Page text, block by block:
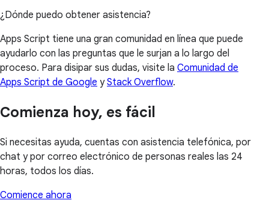
¿Dónde puedo obtener asistencia?
Apps Script tiene una gran comunidad en línea que puede
ayudarlo con las preguntas que le surjan a lo largo del
proceso. Para disipar sus dudas, visite la Comunidad de
Apps Script de Google yStack Overflow.
Comienza hoy, es fácil
Si necesitas ayuda, cuentas con asistencia telefónica, por
chat y por correo electrónico de personas reales las 24
horas, todos los días.
Comience ahora